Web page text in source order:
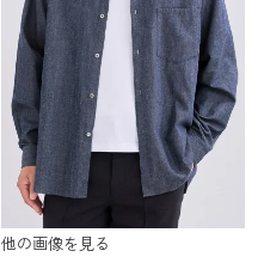
他の画像を見る